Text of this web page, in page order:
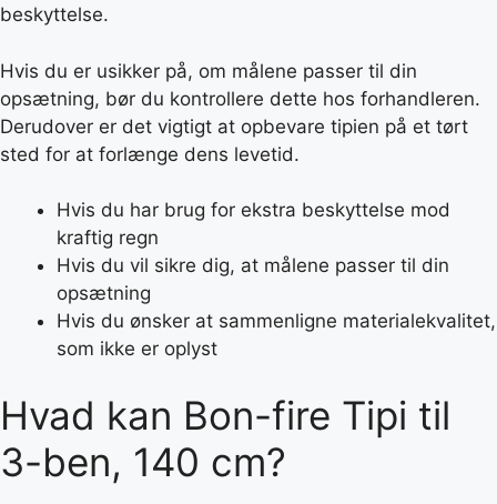
beskyttelse.
Hvis du er usikker på, om målene passer til din
opsætning, bør du kontrollere dette hos forhandleren.
Derudover er det vigtigt at opbevare tipien på et tørt
sted for at forlænge dens levetid.
Hvis du har brug for ekstra beskyttelse mod
kraftig regn
Hvis du vil sikre dig, at målene passer til din
opsætning
Hvis du ønsker at sammenligne materialekvalitet,
som ikke er oplyst
Hvad kan Bon-fire Tipi til
3-ben, 140 cm?